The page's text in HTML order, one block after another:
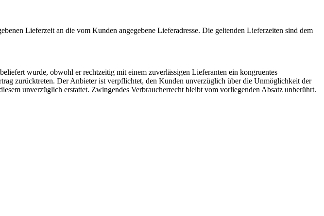
Lieferzeit an die vom Kunden angegebene Lieferadresse. Die geltenden Lieferzeiten sind dem
wurde, obwohl er rechtzeitig mit einem zuverlässigen Lieferanten ein kongruentes
zurücktreten. Der Anbieter ist verpflichtet, den Kunden unverzüglich über die Unmöglichkeit der
unverzüglich erstattet. Zwingendes Verbraucherrecht bleibt vom vorliegenden Absatz unberührt.